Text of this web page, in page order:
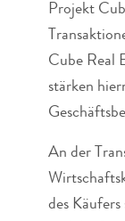
Projekt
Cube Real
stärken
An der
des